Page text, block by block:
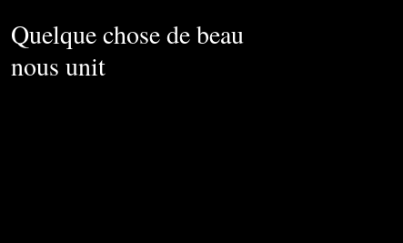
Quelque chose de beau
nous unit